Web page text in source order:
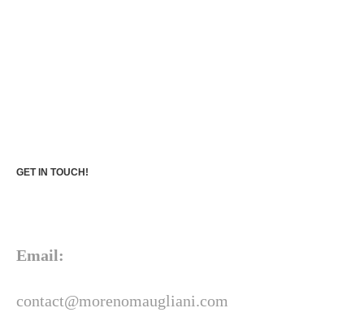
GET IN TOUCH!
Email:
contact@morenomaugliani.com